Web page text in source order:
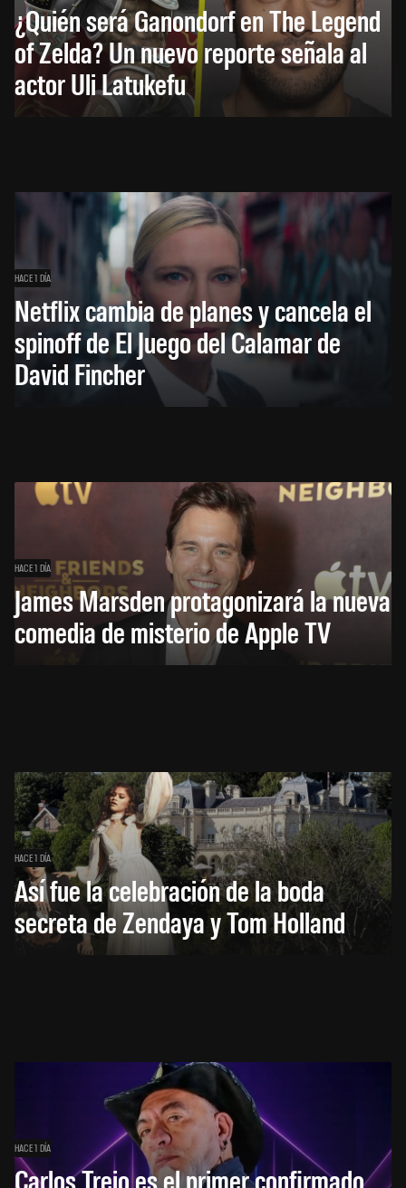
¿Quién será Ganondorf en The Legend
of Zelda? Un nuevo reporte señala al
actor Uli Latukefu
HACE 1 DÍA
Netflix cambia de planes y cancela el
spinoff de El Juego del Calamar de
David Fincher
HACE 1 DÍA
James Marsden protagonizará la nueva
comedia de misterio de Apple TV
HACE 1 DÍA
Así fue la celebración de la boda
secreta de Zendaya y Tom Holland
HACE 1 DÍA
Carlos Trejo es el primer confirmado